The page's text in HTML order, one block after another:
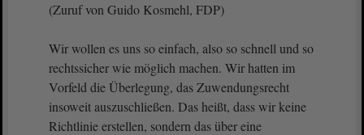
(Zuruf von Guido Kosmehl, FDP)
Wir wollen es uns so einfach, also so schnell und so
rechtssicher wie möglich machen. Wir hatten im
Vorfeld die Überlegung, das Zuwendungsrecht
insoweit auszuschließen. Das heißt, dass wir keine
Richtlinie erstellen, sondern das über eine